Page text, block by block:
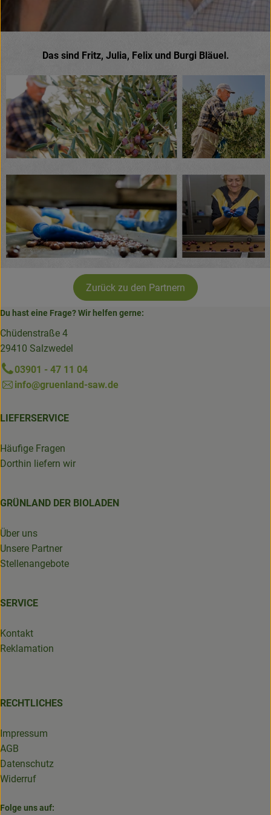
Das sind Fritz, Julia, Felix und Burgi Bläuel.
Zurück zu den Partnern
Du hast eine Frage? Wir helfen gerne:
Chüdenstraße 4
29410 Salzwedel
03901 - 47 11 04
info@gruenland-saw.de
LIEFERSERVICE
Häufige Fragen
Dorthin liefern wir
GRÜNLAND DER BIOLADEN
Über uns
Unsere Partner
Stellenangebote
SERVICE
Kontakt
Reklamation
RECHTLICHES
Impressum
AGB
Datenschutz
Widerruf
Folge uns auf: